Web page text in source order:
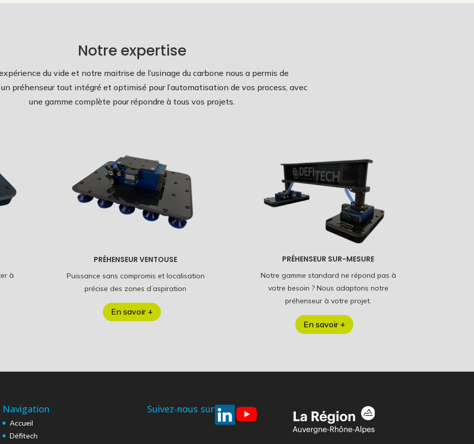
Notre expertise
du vide et notre maitrise de l’usinage du carbone nous a permis de
préhenseur tout intégré et optimisé pour l’automatisation de vos process, avec
une gamme complète pour répondre à tous vos projets.
à
PRÉHENSEUR VENTOUSE
Puissance sans compromis et localisation
précise des zones d’aspiration
En savoir +
PRÉHENSEUR SUR-MESURE
Notre gamme standard ne répond pas à
votre besoin ? Nous adaptons notre
préhenseur à votre projet.
En savoir +
Navigation
Accueil
Défitech
Suivez-nous sur